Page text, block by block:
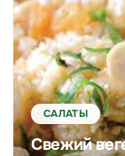
САЛАТЫ
Свежий